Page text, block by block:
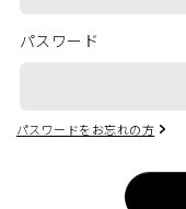
パスワード
パスワードをお忘れの方